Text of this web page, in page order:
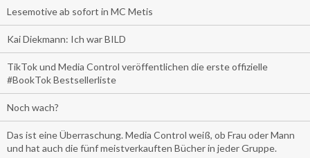
Lesemotive ab sofort in MC Metis
Kai Diekmann: Ich war BILD
TikTok und Media Control veröffentlichen die erste offizielle
#BookTok Bestsellerliste
Noch wach?
Das ist eine Überraschung. Media Control weiß, ob Frau oder Mann
und hat auch die fünf meistverkauften Bücher in jeder Gruppe.